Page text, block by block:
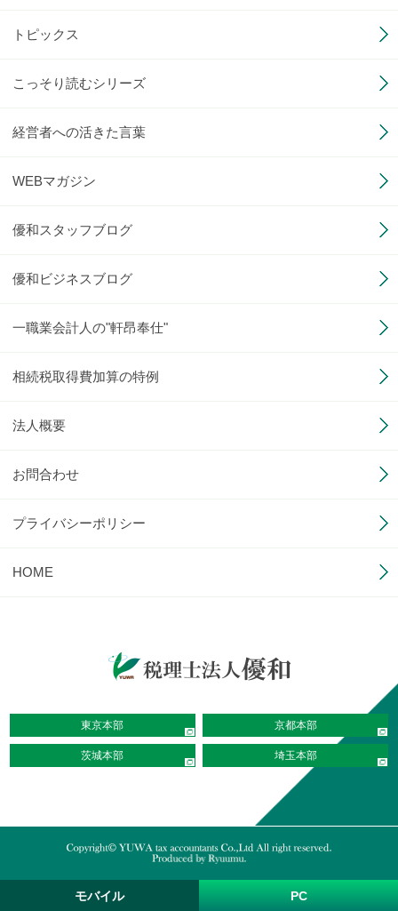
トピックス
こっそり読むシリーズ
経営者への活きた言葉
WEBマガジン
優和スタッフブログ
優和ビジネスブログ
一職業会計人の"軒昂奉仕"
相続税取得費加算の特例
法人概要
お問合わせ
プライバシーポリシー
HOME
東京本部 京都本部
茨城本部 埼玉本部
モバイル PC